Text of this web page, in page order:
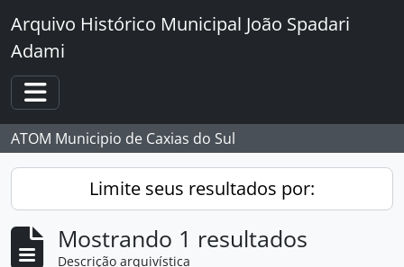
Skip to main content
Arquivo Histórico Municipal João Spadari
Adami
Toggle navigation
ATOM Municipio de Caxias do Sul
Limite seus resultados por:
Mostrando 1 resultados
Descrição arquivística